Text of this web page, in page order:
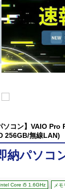
ソコン】VAIO
256GB/無線LAN)
納パソコ
Intel Core i5 1.6GHz メ